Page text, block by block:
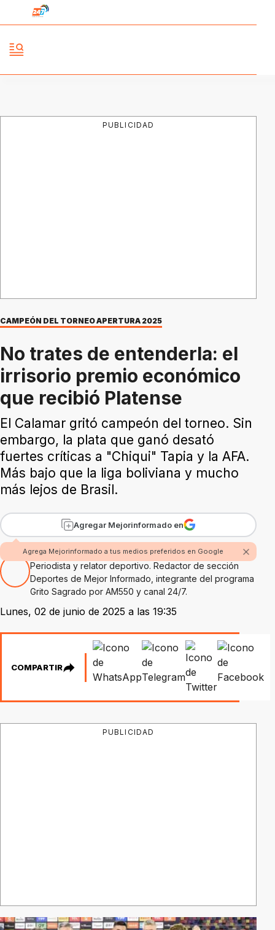
PUBLICIDAD
CAMPEÓN DEL TORNEO APERTURA 2025
No trates de entenderla: el
irrisorio premio económico
que recibió Platense
El Calamar gritó campeón del torneo. Sin
embargo, la plata que ganó desató
fuertes críticas a "Chiqui" Tapia y la AFA.
Más bajo que la liga boliviana y mucho
más lejos de Brasil.
Agregar Mejorinformado en
Agrega Mejorinformado a tus medios preferidos en Google
Por Hugo Alejandro Amaolo
Periodista y relator deportivo. Redactor de sección
Deportes de Mejor Informado, integrante del programa
Grito Sagrado por AM550 y canal 24/7.
Lunes, 02 de junio de 2025 a las 19:35
COMPARTIR
PUBLICIDAD